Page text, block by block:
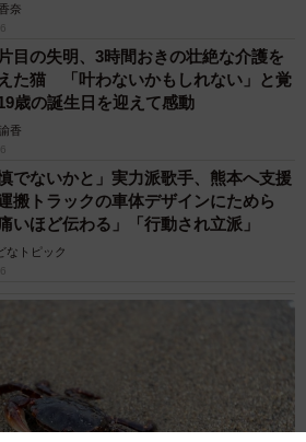
奈
目の失明、3時間おきの壮絶な介護を
た猫 「叶わないかもしれない」と覚
歳の誕生日を迎えて感動
香
慎でないかと」実力派歌手、熊本へ支援
搬トラックの車体デザインにためら
ほど伝わる」「行動され立派」
なトピック